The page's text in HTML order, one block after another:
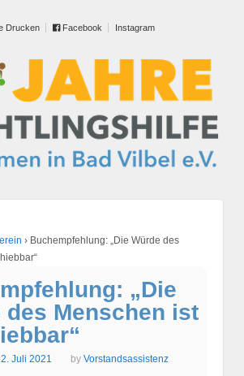
Drucken Facebook Instagram
› Buchempfehlung: „Die Würde des
„Die
des Menschen ist
Juli 2021 by Vorstandsassistenz